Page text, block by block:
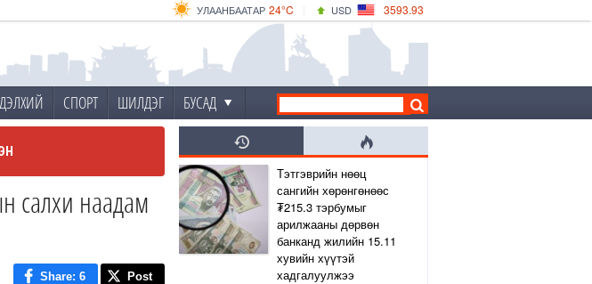
24°C
УЛААНБААТАР
28°C
ДАРХАН
24°C
ЭРДЭНЭТ
USD 3593.93
4149.01
ДЭЛХИЙ СПОРТ ШИЛДЭГ БУСАД
салхи наадам
Share: 6 Post
Тэтгэврийн нөөц
сангийн хөрөнгөнөөс
₮215.3 тэрбумыг
арилжааны дөрвөн
банканд жилийн 15.11
хувийн хүүтэй
хадгалуулжээ